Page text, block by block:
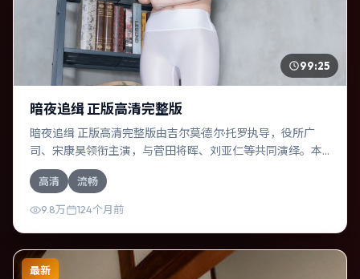
99:25
暗夜追缉 正版高清完整版
暗夜追缉 正版高清完整版由吉尔莫·德尔·托罗执导，役所广
司、宋康昊领衔主演，与菅田将晖、刘亚仁等共同演绎。本
片为悬疑类型，主要班底与取景来自日本。一桩旧案被重新
翻出，真相与谎言交织。影片整体气质明快，节奏紧凑，人
物动机清晰，适合喜欢强情节与细腻表演的观众。
高清 流畅
9.8万 124个月前
最新